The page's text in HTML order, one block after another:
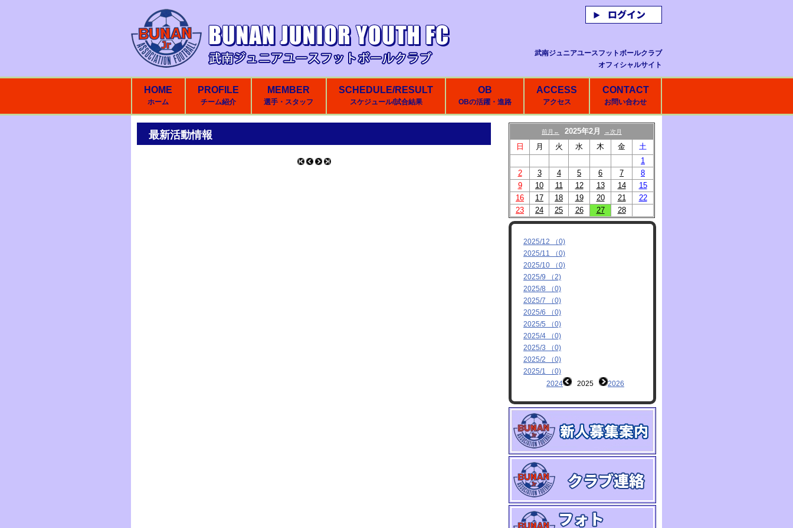
武南ジュニアユースフットボールクラブ
オフィシャルサイト
HOME
ホーム
PROFILE
チーム紹介
MEMBER
選手・スタッフ
SCHEDULE/RESULT
スケジュール/試合結果
OB
OBの活躍・進路
ACCESS
アクセス
CONTACT
お問い合わせ
最新活動情報 前月← 2025年2月 →次月
日 月 火 水 木 金
土
1
2
3 4 5 6 7
8
9
10 11 12 13 14
15
16
17 18 19 20 21
22
23
24 25 26 27 28
2025/12 （0)
2025/11 （0)
2025/10 （0)
2025/9 （2)
2025/8 （0)
2025/7 （0)
2025/6 （0)
2025/5 （0)
2025/4 （0)
2025/3 （0)
2025/2 （0)
2025/1 （0)
2024
2025 2026